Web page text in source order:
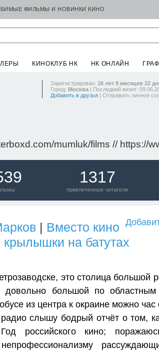
ФИЛЬМЫ И НОВИНКИ КИНО
КИНОКЛУБ НК НК ОНЛАЙН
Зарегистрирован: 16 лет 9 месяцев 22
Город: Москва | Последний визит:
Добавить в друзья | Отправить личное
mumluk/films // https://
1317
привлеченные читатели
| Вместо кино
крылышки на батутах
это столица большой
большой по областным
из центра к окраине можно час
слышу бодрый отчёт о том,
российского кино;
непрофессионализму